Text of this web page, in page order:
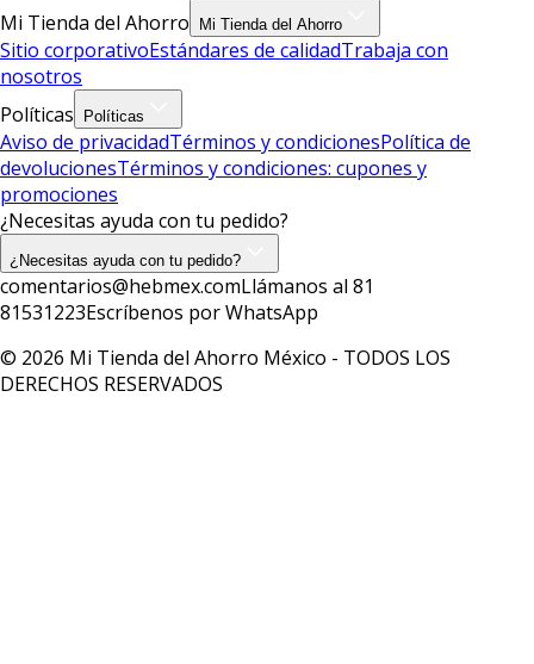
Mi Tienda del Ahorro
Mi Tienda del Ahorro
Sitio corporativoEstándares de calidadTrabaja con
nosotros
Políticas
Políticas
Aviso de privacidadTérminos y condicionesPolítica de
devolucionesTérminos y condiciones: cupones y
promociones
¿Necesitas ayuda con tu pedido?
¿Necesitas ayuda con tu pedido?
comentarios@hebmex.comLlámanos al 81
81531223Escríbenos por WhatsApp
© 2026 Mi Tienda del Ahorro México - TODOS LOS
DERECHOS RESERVADOS